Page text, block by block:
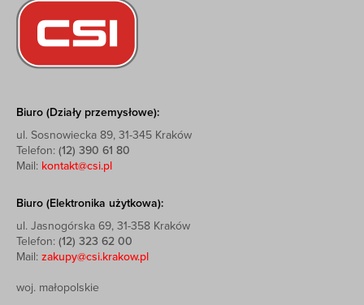
Biuro (Działy przemysłowe):
ul. Sosnowiecka 89, 31-345 Kraków
Telefon: (12) 390 61 80
Mail: kontakt@csi.pl
Biuro (Elektronika użytkowa):
ul. Jasnogórska 69, 31-358 Kraków
Telefon: (12) 323 62 00
Mail: zakupy@csi.krakow.pl
woj. małopolskie